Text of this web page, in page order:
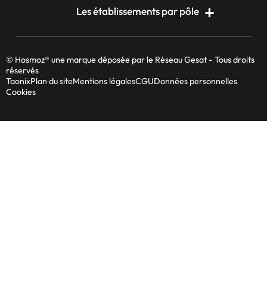
Les établissements par pôle
© Hosmoz® une marque déposée par le Réseau Gesat - Tous droits
réservés
TaonixPlan du siteMentions légalesCGUDonnées personnelles
Cookies